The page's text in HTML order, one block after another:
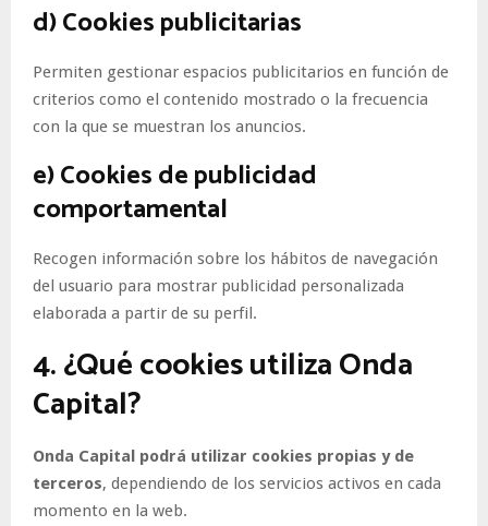
d) Cookies publicitarias
Permiten gestionar espacios publicitarios en función de
criterios como el contenido mostrado o la frecuencia
con la que se muestran los anuncios.
e) Cookies de publicidad
comportamental
Recogen información sobre los hábitos de navegación
del usuario para mostrar publicidad personalizada
elaborada a partir de su perfil.
4. ¿Qué cookies utiliza Onda
Capital?
Onda Capital podrá utilizar cookies propias y de
terceros, dependiendo de los servicios activos en cada
momento en la web.